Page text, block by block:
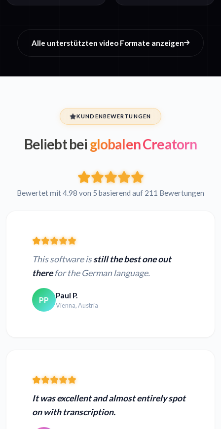
Alle unterstützten video Formate anzeigen
KUNDENBEWERTUNGEN
Beliebt bei globalen Creatorn
Bewertet mit 4.98 von 5 basierend auf 211 Bewertungen
This software isstill the best one out
therefor the German language.
PP Paul P.
Vienna, Austria
It was excellent and almost entirely spot
on with transcription.